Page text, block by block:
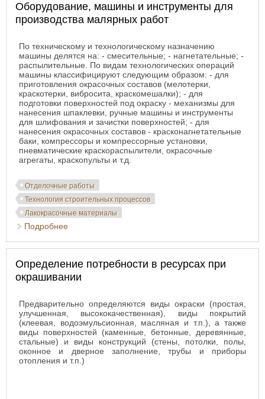
Оборудование, машины и инструменты для
производства малярных работ
По техническому и технологическому назначению
машины делятся на: - смесительные; - нагнетательные; -
распылительные. По видам технологических операций
машины классифицируют следующим образом: - для
приготовления окрасочных составов (мелотерки,
краскотерки, вибросита, краскомешалки); - для
подготовки поверхностей под окраску - механизмы для
нанесения шпаклевки, ручные машины и инструменты
для шлифования и зачистки поверхностей; - для
нанесения окрасочных составов - красконагнетательные
баки, компрессоры и компрессорные установки,
пневматические краскораспылители, окрасочные
агрегаты, краскопульты и т.д.
Отделочные работы
Технология строительных процессов
Лакокрасочные материалы
Подробнее
Определение потребности в ресурсах при
окрашивании
Предварительно определяются виды окраски (простая,
улучшенная, высококачественная), виды покрытий
(клеевая, водоэмульсионная, масляная и т.п.), а также
виды поверхностей (каменные, бетонные, деревянные,
стальные) и виды конструкций (стены, потолки, полы,
оконное и дверное заполнение, трубы и приборы
отопления и т.п.)